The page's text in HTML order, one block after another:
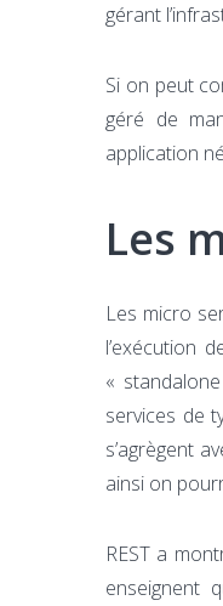
gérant
Si on peut
géré de
application
Les
Les micro
l’exécution
«
services de
s’agrègent
ainsi on
REST a
enseignent